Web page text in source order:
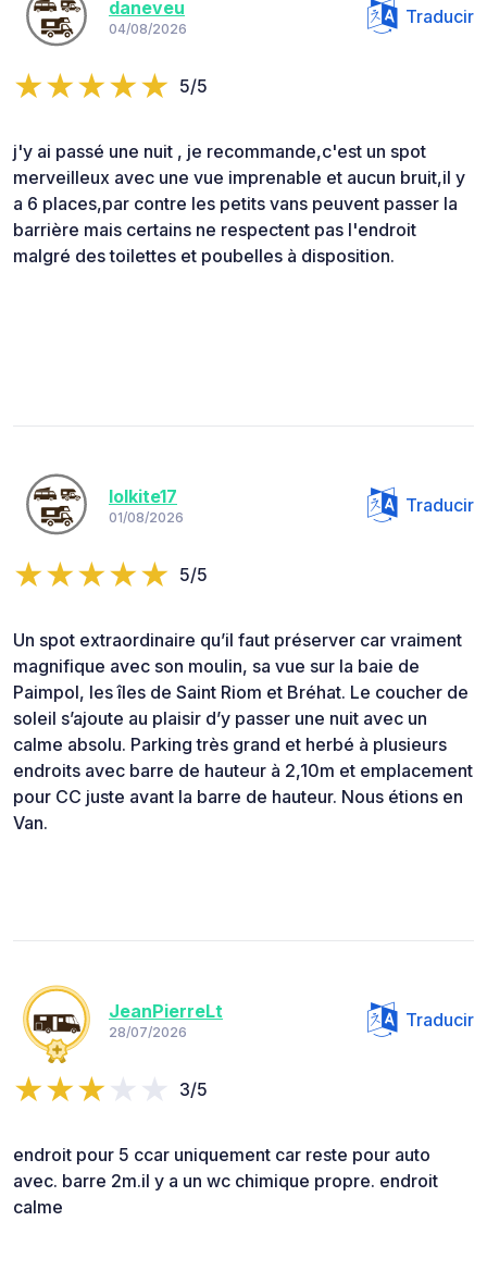
daneveu
04/08/2026
Traducir
5/5
j'y ai passé une nuit , je recommande,c'est un spot
merveilleux avec une vue imprenable et aucun bruit,il y
a 6 places,par contre les petits vans peuvent passer la
barrière mais certains ne respectent pas l'endroit
malgré des toilettes et poubelles à disposition.
lolkite17
01/08/2026
Traducir
5/5
Un spot extraordinaire qu’il faut préserver car vraiment
magnifique avec son moulin, sa vue sur la baie de
Paimpol, les îles de Saint Riom et Bréhat. Le coucher de
soleil s’ajoute au plaisir d’y passer une nuit avec un
calme absolu. Parking très grand et herbé à plusieurs
endroits avec barre de hauteur à 2,10m et emplacement
pour CC juste avant la barre de hauteur. Nous étions en
Van.
JeanPierreLt
28/07/2026
Traducir
3/5
endroit pour 5 ccar uniquement car reste pour auto
avec. barre 2m.il y a un wc chimique propre. endroit
calme